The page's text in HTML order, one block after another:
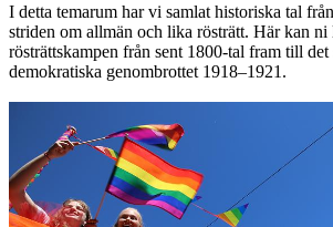
I detta temarum har vi samlat historiska tal
striden om allmän och lika rösträtt. Här kan
rösträttskampen från sent 1800-tal fram till det
demokratiska genombrottet 1918–1921.